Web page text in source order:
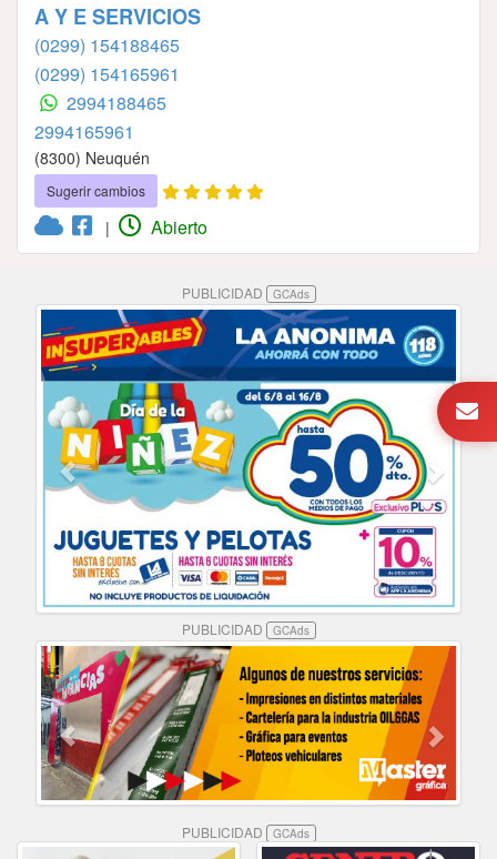
A Y E SERVICIOS
(0299) 154188465
(0299) 154165961
2994188465
2994165961
(8300) Neuquén
Sugerir cambios
| Abierto
PUBLICIDAD GCAds
PUBLICIDAD GCAds
PUBLICIDAD GCAds